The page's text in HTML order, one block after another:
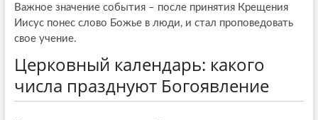
Важное значение события – после принятия Крещения
Иисус понес слово Божье в люди, и стал проповедовать
свое учение.
Церковный календарь: какого
числа празднуют Богоявление